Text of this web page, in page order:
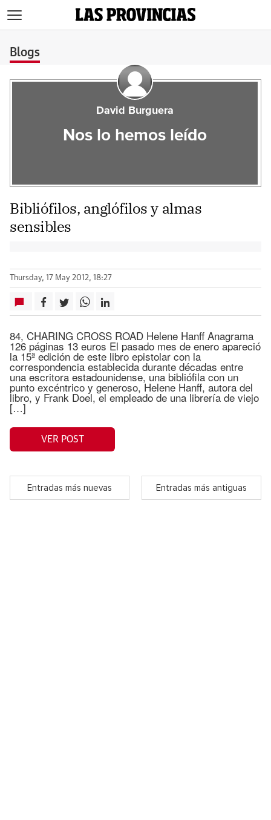
Blogs
David Burguera
Nos lo hemos leído
Bibliófilos, anglófilos y almas
sensibles
Thursday, 17 May 2012, 18:27
84, CHARING CROSS ROAD Helene Hanff Anagrama
126 páginas 13 euros El pasado mes de enero apareció
la 15ª edición de este libro epistolar con la
correspondencia establecida durante décadas entre
una escritora estadounidense, una bibliófila con un
punto excéntrico y generoso, Helene Hanff, autora del
libro, y Frank Doel, el empleado de una librería de viejo
[…]
VER POST
Entradas más nuevas Entradas más antiguas